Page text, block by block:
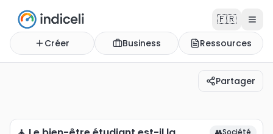
🇫🇷
Créer Business Ressources
Partager
🧘 Le bien-être étudiant est-il la priorité n°1 des
Santé mentale, équilibre vie perso et infrastructures :
👥Société